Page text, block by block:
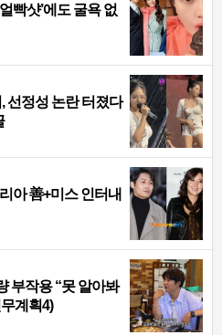
빡샷’에도 굴욕 없
선정성 논란 터졌다
아 善+미스 인터내
부작용 “못 알아봐
계획4)